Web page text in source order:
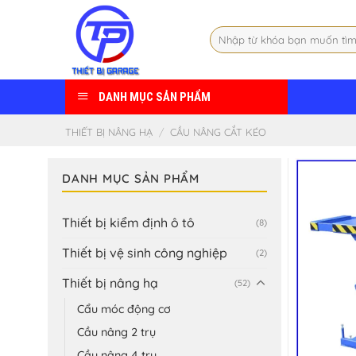
Tìm
kiếm:
DANH MỤC SẢN PHẨM
THIẾT BỊ NÂNG HẠ / CẦU NÂNG CẮT KÉO
DANH MỤC SẢN PHẨM
Thiết bị kiểm định ô tô (8)
Thiết bị vệ sinh công nghiệp (2)
Thiết bị nâng hạ (52)
Cẩu móc động cơ
Cầu nâng 2 trụ